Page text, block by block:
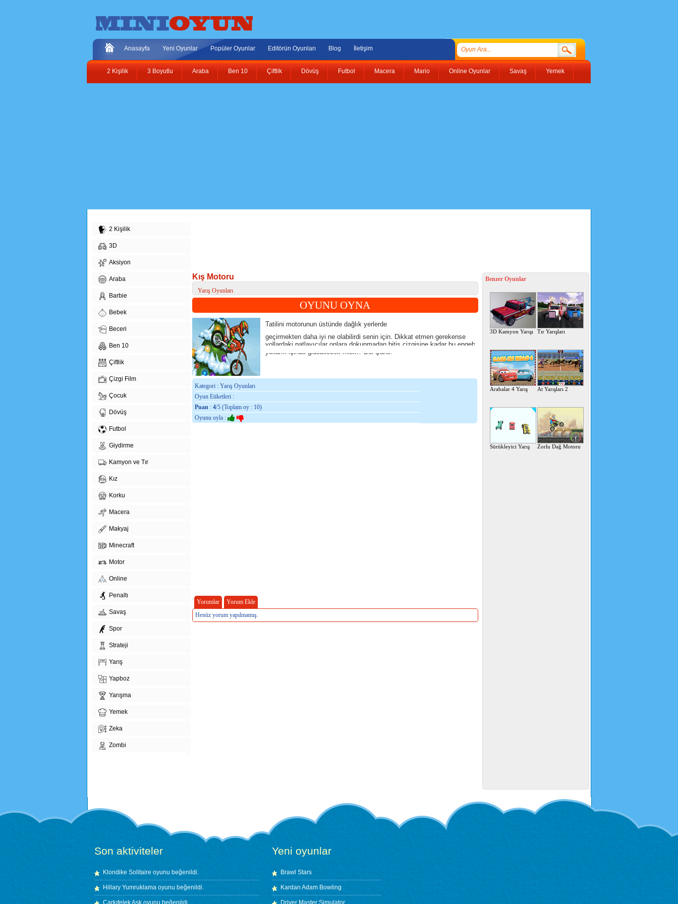
Anasayfa Yeni Oyunlar Popüler Oyunlar Editörün Oyunları Blog İletişim
2 Kişilik 3 Boyutlu Araba Ben 10 Çiftlik Dövüş Futbol Macera Mario Online Oyunlar Savaş Yemek
2 Kişilik
3D
Aksiyon
Araba
Barbie
Bebek
Beceri
Ben 10
Çiftlik
Çizgi Film
Çocuk
Dövüş
Futbol
Giydirme
Kamyon ve Tır
Kız
Korku
Macera
Makyaj
Minecraft
Motor
Online
Penaltı
Savaş
Spor
Strateji
Yarış
Yapboz
Yarışma
Yemek
Zeka
Zombi
Kış Motoru
Yarış Oyunları
OYUNU OYNA
Tatilini motorunun üstünde dağlık yerlerde
geçirmekten daha iyi ne olabilirdi senin için. Dikkat etmen gerekense
yollardaki patlayıcılar onlara dokunmadan bitiş çizgisine kadar bu engebeli
yolların içinde gidebilecek misin? Bol Şans!
Kategori : Yarış Oyunları
Oyun Etiketleri :
Puan : 4/5 (Toplam oy : 10)
Oyunu oyla :
Yorumlar
Yorum Ekle
Henüz yorum yapılmamış.
Benzer Oyunlar
3D Kamyon Yarışı Tır Yarışları
Arabalar 4 Yarış At Yarışları 2
Sürükleyici Yarış Zorlu Dağ Motoru
Son aktiviteler
Klondike Solitaire oyunu beğenildi.
Hillary Yumruklama oyunu beğenildi.
Çarkıfelek Aşk oyunu beğenildi.
Yeni oyunlar
Brawl Stars
Kardan Adam Bowling
Driver Master Simulator